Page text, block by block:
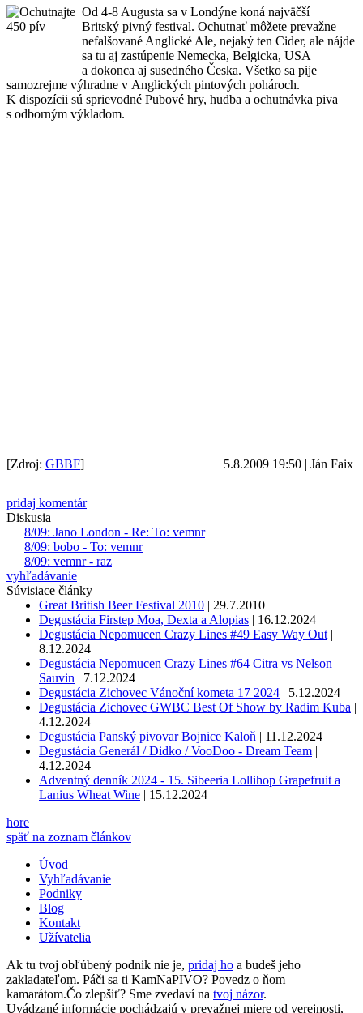
Od 4-8 Augusta sa v Londýne koná najväčší
Britský pivný festival. Ochutnať môžete prevažne
nefalšované Anglické Ale, nejaký ten Cider, ale nájde
sa tu aj zastúpenie Nemecka, Belgicka, USA
a dokonca aj susedného Česka. Všetko sa pije
samozrejme výhradne v Anglických pintových pohároch.
K dispozícii sú sprievodné Pubové hry, hudba a ochutnávka piva
s odborným výkladom.
5.8.2009 19:50 | Ján Faix
[Zdroj: GBBF]
pridaj komentár
Diskusia
8/09: Jano London - Re: To: vemnr
8/09: bobo - To: vemnr
8/09: vemnr - raz
vyhľadávanie
Súvisiace články
Great British Beer Festival 2010 | 29.7.2010
Degustácia Firstep Moa, Dexta a Alopias | 16.12.2024
Degustácia Nepomucen Crazy Lines #49 Easy Way Out |
8.12.2024
Degustácia Nepomucen Crazy Lines #64 Citra vs Nelson
Sauvin | 7.12.2024
Degustácia Zichovec Vánoční kometa 17 2024 | 5.12.2024
Degustácia Zichovec GWBC Best Of Show by Radim Kuba |
4.12.2024
Degustácia Panský pivovar Bojnice Kaloň | 11.12.2024
Degustácia Generál / Didko / VooDoo - Dream Team |
4.12.2024
Adventný denník 2024 - 15. Sibeeria Lollihop Grapefruit a
Lanius Wheat Wine | 15.12.2024
hore
späť na zoznam článkov
Úvod
Vyhľadávanie
Podniky
Blog
Kontakt
Užívatelia
Ak tu tvoj obľúbený podnik nie je, pridaj ho a budeš jeho
zakladateľom. Páči sa ti KamNaPIVO? Povedz o ňom
kamarátom.Čo zlepšiť? Sme zvedaví na tvoj názor.
Uvádzané informácie pochádzajú v prevažnej miere od verejnosti,